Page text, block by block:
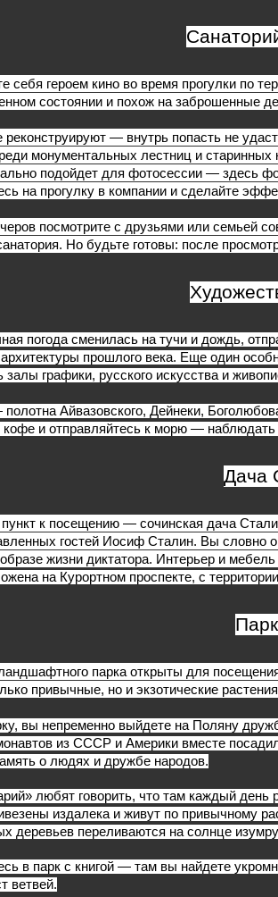
себя героем кино во время прогулки по
состоянии и похож на заброшенные
— внутрь попасть не
монументальных лестниц и
подойдет для фотосессии — здесь
на прогулку в компании и сделайте
посмотрите с друзьями или семьей
Но будьте готовы: после
погода сменилась на тучи и дождь,
прошлого века. Еще один
залы графики, русского искусства и
Айвазовского, Дейнеки,
кофе и отправляйтесь к морю —
Дача
к посещению — сочинская дача
гостей Иосиф Сталин. Вы словно
жизни диктатора. Интерьер и
на Курортном проспекте, с
парка открыты для
привычные, но и экзотические
вы непременно выйдете на Поляну
из СССР и Америки вместе
о людях и дружбе народов.
любят говорить, что там каждый день
издалека и живут по привычному
деревьев переливаются на солнце
в парк с книгой — там вы найдете
ветвей.